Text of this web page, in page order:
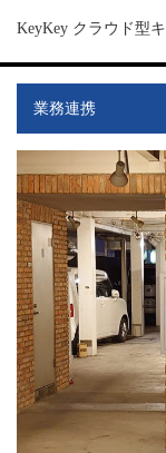
KeyKey クラウド型
業務連携